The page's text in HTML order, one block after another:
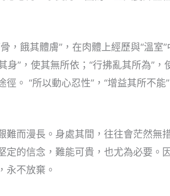
，餓其體膚”，在肉體上經歷與“溫室
身”，使其無所依；“行拂亂其所為”
。 “所以動心忍性”，“增益其所不
難而漫長。身處其間，往往會茫然無
定的信念，難能可貴，也尤為必要。
永不放棄。